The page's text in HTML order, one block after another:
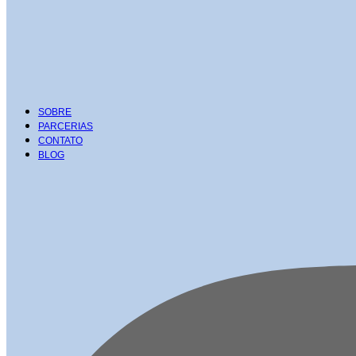
SOBRE
PARCERIAS
CONTATO
BLOG